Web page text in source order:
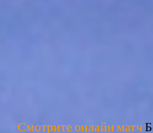
Смотрите онлайн матч